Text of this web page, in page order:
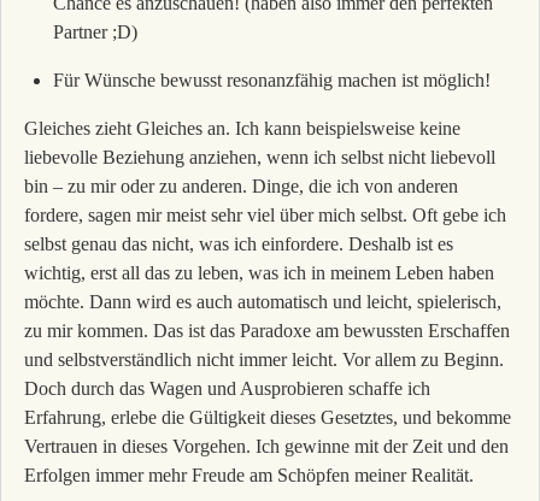
Partner ;D)
Für Wünsche bewusst resonanzfähig machen ist möglich!
Gleiches zieht Gleiches an. Ich kann beispielsweise keine
liebevolle Beziehung anziehen, wenn ich selbst nicht liebevoll
bin – zu mir oder zu anderen. Dinge, die ich von anderen
fordere, sagen mir meist sehr viel über mich selbst. Oft gebe ich
selbst genau das nicht, was ich einfordere. Deshalb ist es
wichtig, erst all das zu leben, was ich in meinem Leben haben
möchte. Dann wird es auch automatisch und leicht, spielerisch,
zu mir kommen. Das ist das Paradoxe am bewussten Erschaffen
und selbstverständlich nicht immer leicht. Vor allem zu Beginn.
Doch durch das Wagen und Ausprobieren schaffe ich
Erfahrung, erlebe die Gültigkeit dieses Gesetztes, und bekomme
Vertrauen in dieses Vorgehen. Ich gewinne mit der Zeit und den
Erfolgen immer mehr Freude am Schöpfen meiner Realität.